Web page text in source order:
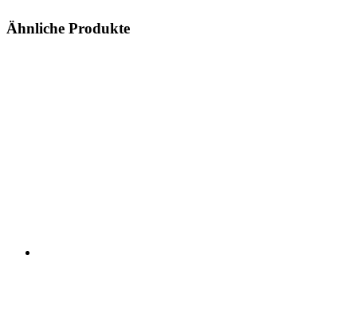
Ähnliche Produkte